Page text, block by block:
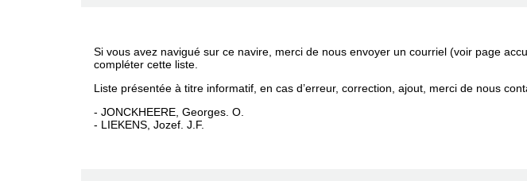
Si vous avez navigué sur ce navire, merci de nous envoyer un courriel (voir page
compléter cette liste.
Liste présentée à titre informatif, en cas d’erreur, correction, ajout, merci de nous
- JONCKHEERE, Georges. O.
- LIEKENS, Jozef. J.F.